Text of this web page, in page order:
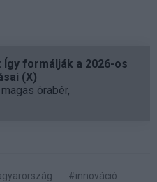
Így formálják a 2026-os
(X)
órabér,
#innováció